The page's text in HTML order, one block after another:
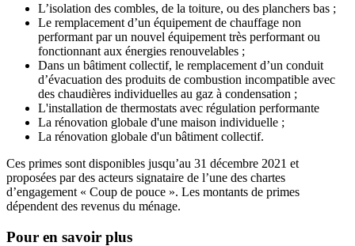
L’isolation des combles, de la toiture, ou des planchers bas ;
Le remplacement d’un équipement de chauffage non
performant par un nouvel équipement très performant ou
fonctionnant aux énergies renouvelables ;
Dans un bâtiment collectif, le remplacement d’un conduit
d’évacuation des produits de combustion incompatible avec
des chaudières individuelles au gaz à condensation ;
L'installation de thermostats avec régulation performante
La rénovation globale d'une maison individuelle ;
La rénovation globale d'un bâtiment collectif.
Ces primes sont disponibles jusqu’au 31 décembre 2021 et
proposées par des acteurs signataire de l’une des chartes
d’engagement « Coup de pouce ». Les montants de primes
dépendent des revenus du ménage.
Pour en savoir plus